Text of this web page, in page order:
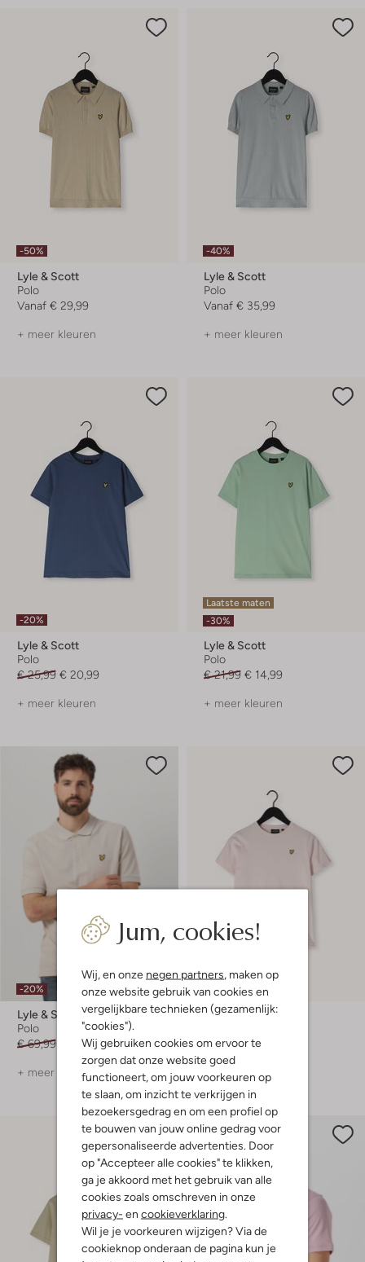
Jum, cookies!
Wij, en onze negen partners , maken op
onze website gebruik van cookies en
vergelijkbare technieken (gezamenlijk:
"cookies").
Wij gebruiken cookies om ervoor te
zorgen dat onze website goed
functioneert, om jouw voorkeuren op
te slaan, om inzicht te verkrijgen in
bezoekersgedrag en om een profiel op
te bouwen van jouw online gedrag voor
gepersonaliseerde advertenties. Door
op "Accepteer alle cookies" te klikken,
ga je akkoord met het gebruik van alle
cookies zoals omschreven in onze
privacy- en cookieverklaring
Wil je je voorkeuren wijzigen? Via de
cookieknop onderaan de pagina kun je
-50%
Lyle & Scott
Polo
Vanaf € 29,99
+ meer kleuren
-40%
Lyle & Scott
Polo
Vanaf € 35,99
+ meer kleuren
-20%
Lyle & Scott
Polo
€ 25,99 € 20,99
+ meer kleuren
Laatste maten
-30%
Lyle & Scott
Polo
€ 21,99 € 14,99
+ meer kleuren
-20%
Lyle & Scott
Polo
€ 69,99
€ 55,99
+ meer kleuren
-30%
Lyle & Scott
€ 21,99 € 14,99
+ meer kleuren